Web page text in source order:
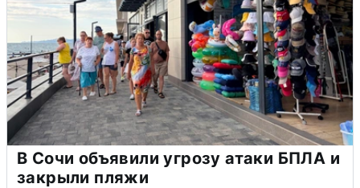
В Сочи объявили угрозу атаки БПЛА и
закрыли пляжи